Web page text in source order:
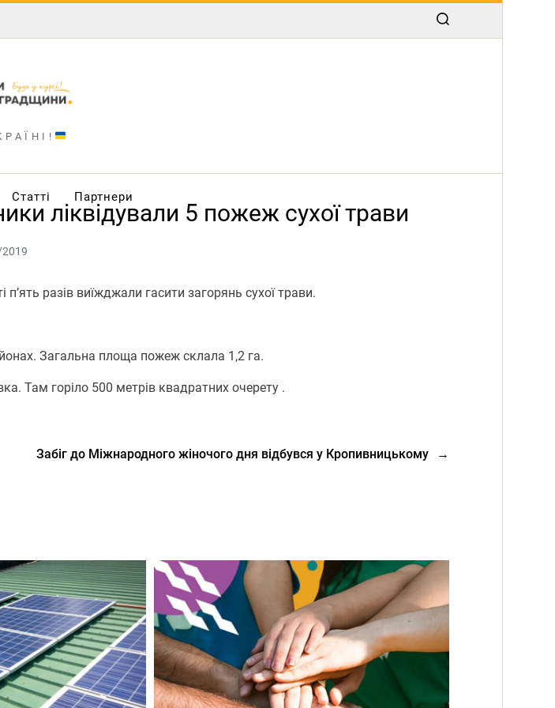
Статті Партнери
ліквідували 5 пожеж сухої трави
разів виїжджали гасити загорянь сухої трави.
Загальна площа пожеж склала 1,2 га.
Там горіло 500 метрів квадратних очерету .
→
Забіг до Міжнародного жіночого дня відбувся у Кропивницькому